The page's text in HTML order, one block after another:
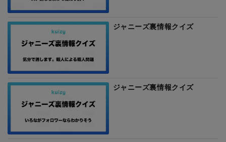
ジャニーズ裏情報クイズ
ジャニーズ裏情報クイズ